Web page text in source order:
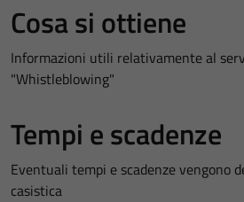
Cosa si ottiene
Informazioni utili relativamente al
"Whistleblowing"
Tempi e scadenze
Eventuali tempi e scadenze vengono
casistica